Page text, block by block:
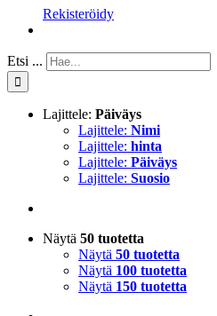
Rekisteröidy
Etsi ...
Lajittele: Päiväys
Lajittele: Nimi
Lajittele: hinta
Lajittele: Päiväys
Lajittele: Suosio
Näytä 50 tuotetta
Näytä 50 tuotetta
Näytä 100 tuotetta
Näytä 150 tuotetta